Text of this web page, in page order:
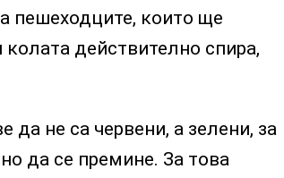
пешеходците, които ще
действително спира,
да не са червени, а зелени, за
да се премине. За това